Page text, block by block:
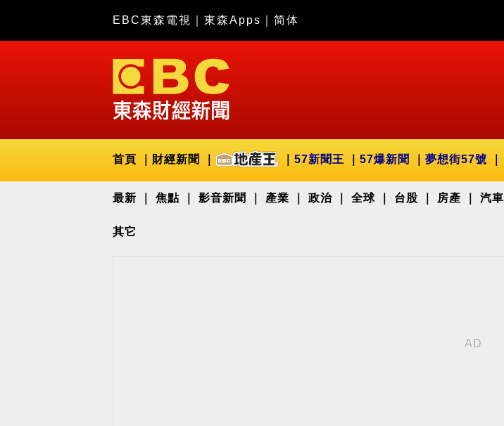
EBC東森電視 東森Apps 简体
首頁 財經新聞 57新聞王 57爆新聞 夢想街57號
最新 焦點 影音新聞 產業 政治 全球 台股 房產 汽車
其它